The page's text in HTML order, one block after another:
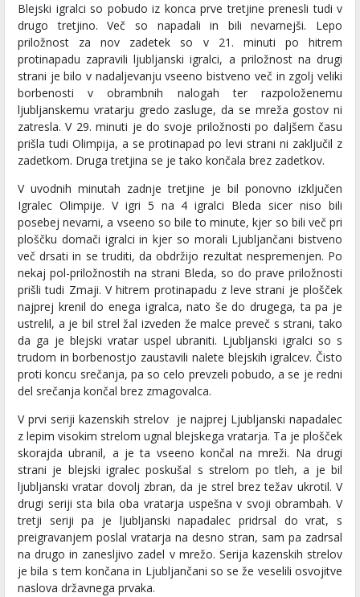
Blejski igralci so pobudo iz konca prve tretjine prenesli tudi v
drugo tretjino. Več so napadali in bili nevarnejši. Lepo
priložnost za nov zadetek so v 21. minuti po hitrem
protinapadu zapravili ljubljanski igralci, a priložnost na drugi
strani je bilo v nadaljevanju vseeno bistveno več in zgolj veliki
borbenosti v obrambnih nalogah ter razpoloženemu
ljubljanskemu vratarju gredo zasluge, da se mreža gostov ni
zatresla. V 29. minuti je do svoje priložnosti po daljšem času
prišla tudi Olimpija, a se protinapad po levi strani ni zaključil z
zadetkom. Druga tretjina se je tako končala brez zadetkov.
V uvodnih minutah zadnje tretjine je bil ponovno izključen
Igralec Olimpije. V igri 5 na 4 igralci Bleda sicer niso bili
posebej nevarni, a vseeno so bile to minute, kjer so bili več pri
ploščku domači igralci in kjer so morali Ljubljančani bistveno
več drsati in se truditi, da obdržijo rezultat nespremenjen. Po
nekaj pol-priložnostih na strani Bleda, so do prave priložnosti
prišli tudi Zmaji. V hitrem protinapadu z leve strani je plošček
najprej krenil do enega igralca, nato še do drugega, ta pa je
ustrelil, a je bil strel žal izveden že malce preveč s strani, tako
da ga je blejski vratar uspel ubraniti. Ljubljanski igralci so s
trudom in borbenostjo zaustavili nalete blejskih igralcev. Čisto
proti koncu srečanja, pa so celo prevzeli pobudo, a se je redni
del srečanja končal brez zmagovalca.
V prvi seriji kazenskih strelov je najprej Ljubljanski napadalec
z lepim visokim strelom ugnal blejskega vratarja. Ta je plošček
skorajda ubranil, a je ta vseeno končal na mreži. Na drugi
strani je blejski igralec poskušal s strelom po tleh, a je bil
ljubljanski vratar dovolj zbran, da je strel brez težav ukrotil. V
drugi seriji sta bila oba vratarja uspešna v svoji obrambah. V
tretji seriji pa je ljubljanski napadalec pridrsal do vrat, s
preigravanjem poslal vratarja na desno stran, sam pa zadrsal
na drugo in zanesljivo zadel v mrežo. Serija kazenskih strelov
je bila s tem končana in Ljubljančani so se že veselili osvojitve
naslova državnega prvaka.